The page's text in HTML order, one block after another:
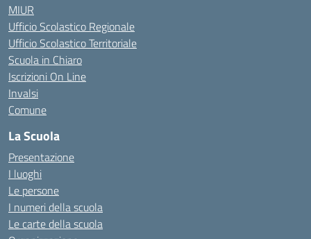
MIUR
Ufficio Scolastico Regionale
Ufficio Scolastico Territoriale
Scuola in Chiaro
Iscrizioni On Line
Invalsi
Comune
La Scuola
Presentazione
I luoghi
Le persone
I numeri della scuola
Le carte della scuola